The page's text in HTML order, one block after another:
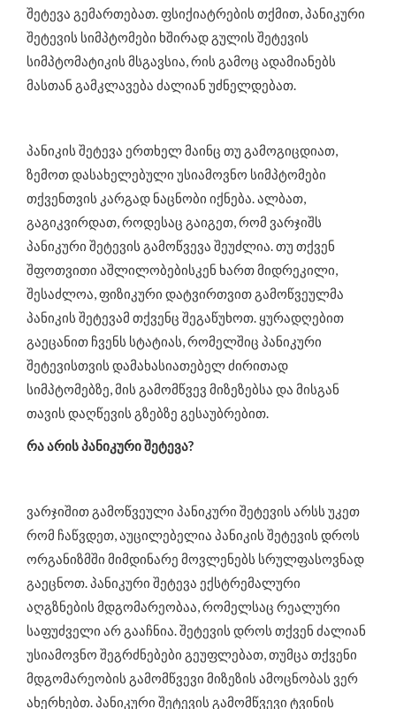
შეტევა გემართებათ. ფსიქიატრების თქმით, პანიკური
შეტევის სიმპტომები ხშირად გულის შეტევის
სიმპტომატიკის მსგავსია, რის გამოც ადამიანებს
მასთან გამკლავება ძალიან უძნელდებათ.
პანიკის შეტევა ერთხელ მაინც თუ გამოგიცდიათ,
ზემოთ დასახელებული უსიამოვნო სიმპტომები
თქვენთვის კარგად ნაცნობი იქნება. ალბათ,
გაგიკვირდათ, როდესაც გაიგეთ, რომ ვარჯიშს
პანიკური შეტევის გამოწვევა შეუძლია. თუ თქვენ
შფოთვითი აშლილობებისკენ ხართ მიდრეკილი,
შესაძლოა, ფიზიკური დატვირთვით გამოწვეულმა
პანიკის შეტევამ თქვენც შეგაწუხოთ. ყურადღებით
გაეცანით ჩვენს სტატიას, რომელშიც პანიკური
შეტევისთვის დამახასიათებელ ძირითად
სიმპტომებზე, მის გამომწვევ მიზეზებსა და მისგან
თავის დაღწევის გზებზე გესაუბრებით.
რა არის პანიკური შეტევა?
ვარჯიშით გამოწვეული პანიკური შეტევის არსს უკეთ
რომ ჩაწვდეთ, აუცილებელია პანიკის შეტევის დროს
ორგანიზმში მიმდინარე მოვლენებს სრულფასოვნად
გაეცნოთ. პანიკური შეტევა ექსტრემალური
აღგზნების მდგომარეობაა, რომელსაც რეალური
საფუძველი არ გააჩნია. შეტევის დროს თქვენ ძალიან
უსიამოვნო შეგრძნებები გეუფლებათ, თუმცა თქვენი
მდგომარეობის გამომწვევი მიზეზის ამოცნობას ვერ
ახერხებთ. პანიკური შეტევის გამომწვევი ტვინის